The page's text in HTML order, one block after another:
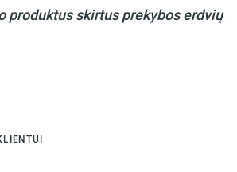
produktus skirtus prekybos erdvių